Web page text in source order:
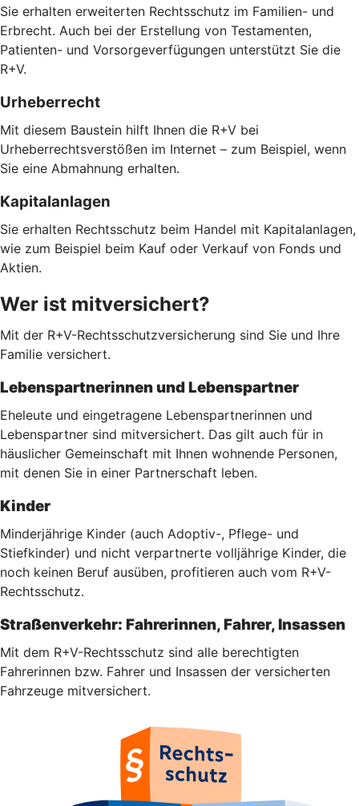
Sie erhalten erweiterten Rechtsschutz im Familien- und
Erbrecht. Auch bei der Erstellung von Testamenten,
Patienten- und Vorsorgeverfügungen unterstützt Sie die
R+V.
Urheberrecht
Mit diesem Baustein hilft Ihnen die R+V bei
Urheberrechtsverstößen im Internet – zum Beispiel, wenn
Sie eine Abmahnung erhalten.
Kapitalanlagen
Sie erhalten Rechtsschutz beim Handel mit Kapitalanlagen,
wie zum Beispiel beim Kauf oder Verkauf von Fonds und
Aktien.
Wer ist mitversichert?
Mit der R+V-Rechtsschutzversicherung sind Sie und Ihre
Familie versichert.
Lebenspartnerinnen und Lebenspartner
Eheleute und eingetragene Lebenspartnerinnen und
Lebenspartner sind mitversichert. Das gilt auch für in
häuslicher Gemeinschaft mit Ihnen wohnende Personen,
mit denen Sie in einer Partnerschaft leben.
Kinder
Minderjährige Kinder (auch Adoptiv-, Pflege- und
Stiefkinder) und nicht verpartnerte volljährige Kinder, die
noch keinen Beruf ausüben, profitieren auch vom R+V-
Rechtsschutz.
Straßenverkehr: Fahrerinnen, Fahrer, Insassen
Mit dem R+V-Rechtsschutz sind alle berechtigten
Fahrerinnen bzw. Fahrer und Insassen der versicherten
Fahrzeuge mitversichert.